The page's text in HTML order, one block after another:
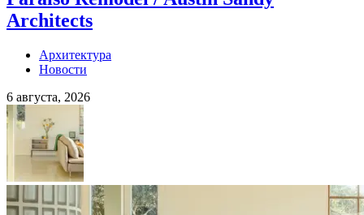
Architects
Архитектура
Новости
6 августа, 2026